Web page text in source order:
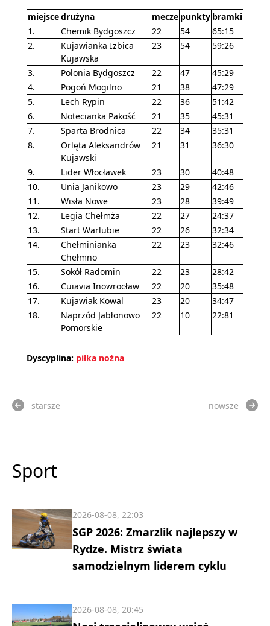
miejscedrużyna mecze punkty bramki
1.
Chemik Bydgoszcz 22 54
65:15
2.
Kujawianka Izbica
Kujawska
23 54 59:26
3. Polonia Bydgoszcz 22 47
45:29
4.
Pogoń Mogilno 21 38
47:29
5.
Lech Rypin 22 36
51:42
6.
Notecianka Pakość 21 35
45:31
7.
Sparta Brodnica 22 34
35:31
8.
Orlęta Aleksandrów
Kujawski
21 31 36:30
9. Lider Włocławek 23 30
40:48
10.
Unia Janikowo 23 29
42:46
11.
Wisła Nowe 23 28
39:49
12.
Legia Chełmża 22 27
24:37
13.
Start Warlubie 22 26
32:34
14.
Chełminianka
Chełmno
22 23 32:46
15. Sokół Radomin 22 23
28:42
16.
Cuiavia Inowrocław 22 20
35:48
17.
Kujawiak Kowal 23 20
34:47
18.
Naprzód Jabłonowo
Pomorskie
22 10 22:81
Dyscyplina: piłka nożna
starsze nowsze
Sport
SGP 2026: Zmarzlik najlepszy w
Rydze. Mistrz świata
samodzielnym liderem cyklu
2026-08-08, 22:03
2026-08-08, 20:45